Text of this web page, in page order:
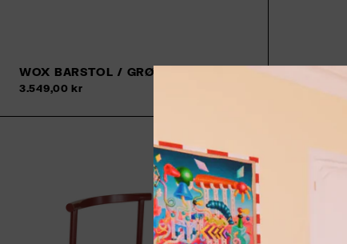
WOX BARSTOL / GRØN
3.549,00 kr Tilføj til kurv3.549,00 kr